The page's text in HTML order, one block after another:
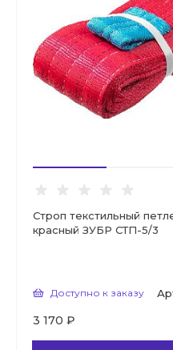
Строп текстильный
красный ЗУБР СТП-5/3
Доступно к заказу
3 170 ₽